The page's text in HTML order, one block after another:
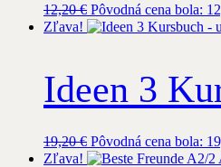
12,20€ Pôvodná cena bola:
Zľava!
Ideen 3
19,20€ Pôvodná cena bola:
Zľava!